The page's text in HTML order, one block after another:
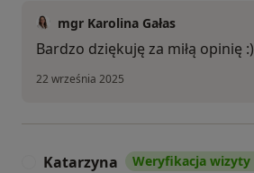
mgr Karolina Gałas
Bardzo dziękuję za miłą opinię :)
22 września 2025
Katarzyna Weryfikacja wizyty